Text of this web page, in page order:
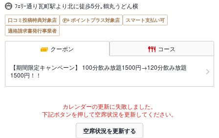
ﾌｪﾘｰ通り瓦町駅より北に徒歩5分｡鶴丸うどん横
口コミ投稿特典対象店 ポイントプラス対象店
スマート支払い可
適格請求書発行事業者
クーポン コース
【期間限定キャンペーン】 100分飲み放題1500円→120分飲み放題
1500円！！
カレンダーの更新に失敗しました。
下記ボタンを押して空席状況を更新してください。
空席状況を更新する